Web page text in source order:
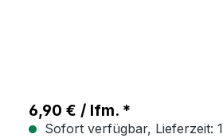
6,90 € / lfm. *
Sofort verfügbar, Lieferzeit: